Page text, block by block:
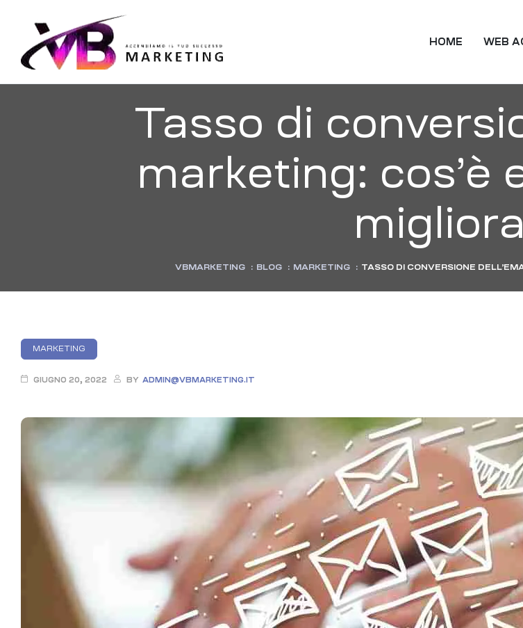
HOME WEB
Tasso di
marketing: cos’è
VBMARKETING : BLOG : MARKETING : TASSO DI CONVERSIONE
Categories
MARKETING
GIUGNO 20, 2022 BY ADMIN@VBMARKETING.IT